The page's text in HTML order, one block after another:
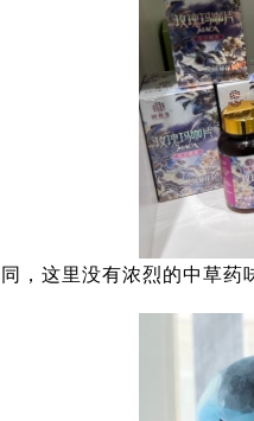
，这里没有浓烈的中草